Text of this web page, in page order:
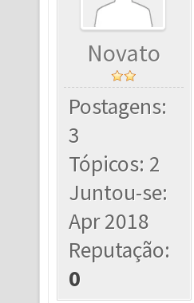
Novato
Postagens:
3
Tópicos: 2
Juntou-se:
Apr 2018
Reputação:
0